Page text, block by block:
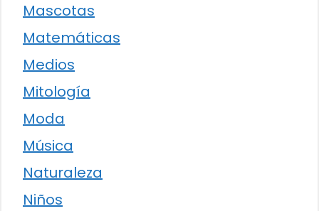
Mascotas
Matemáticas
Medios
Mitología
Moda
Música
Naturaleza
Niños